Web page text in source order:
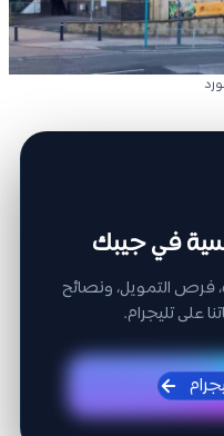
في جيبك
فرص التمويل، ونصائح
على تليجرام.